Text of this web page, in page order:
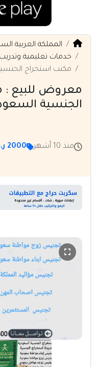
المملكة العربية
خدمات تعليمية وتدريب
مكتب استخراج
معروض للبيع :
الجنسية
منذ 10 أشهر 2000 ر.س